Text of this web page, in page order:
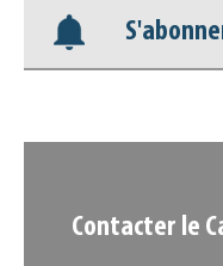
Nos
Contacter le